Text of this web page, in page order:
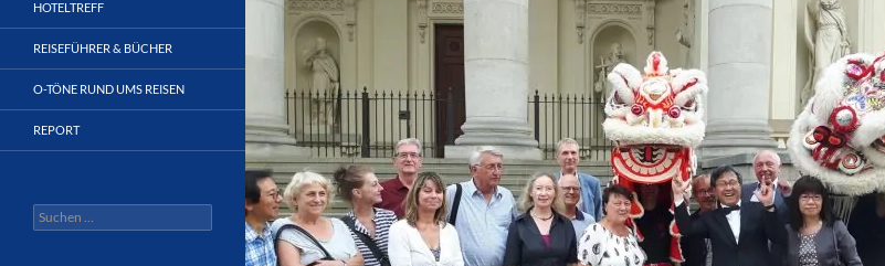
HOTELTREFF
REISEFÜHRER & BÜCHER
O-TÖNE RUND UMS REISEN
REPORT
Suchen
nach: